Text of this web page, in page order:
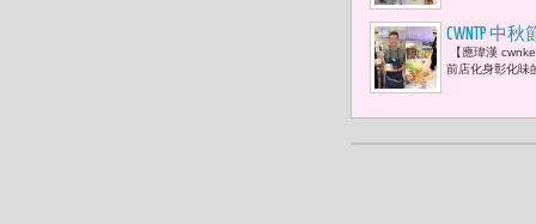
CWNTP 中
黃酥的誘惑
【應瑋漢
前店化身彰化味